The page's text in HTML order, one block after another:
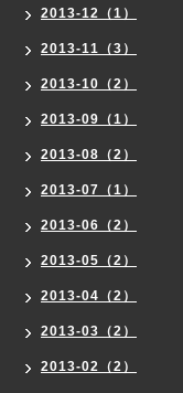
2013-12（1）
2013-11（3）
2013-10（2）
2013-09（1）
2013-08（2）
2013-07（1）
2013-06（2）
2013-05（2）
2013-04（2）
2013-03（2）
2013-02（2）